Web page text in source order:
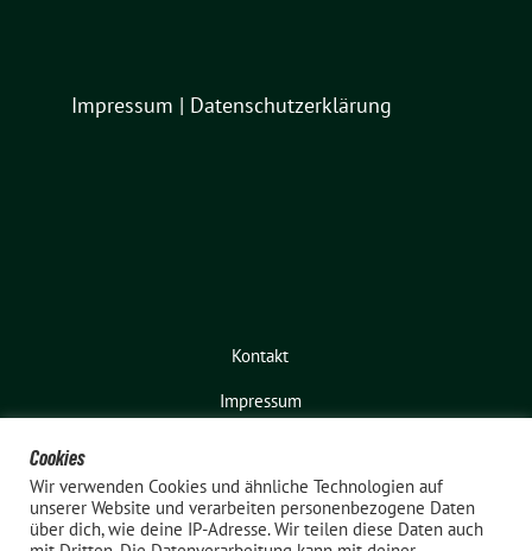
Impressum | Datenschutzerklärung
Kontakt
Impressum
Cookies
Wir verwenden Cookies und ähnliche Technologien auf
unserer Website und verarbeiten personenbezogene Daten
über dich, wie deine IP-Adresse. Wir teilen diese Daten auch